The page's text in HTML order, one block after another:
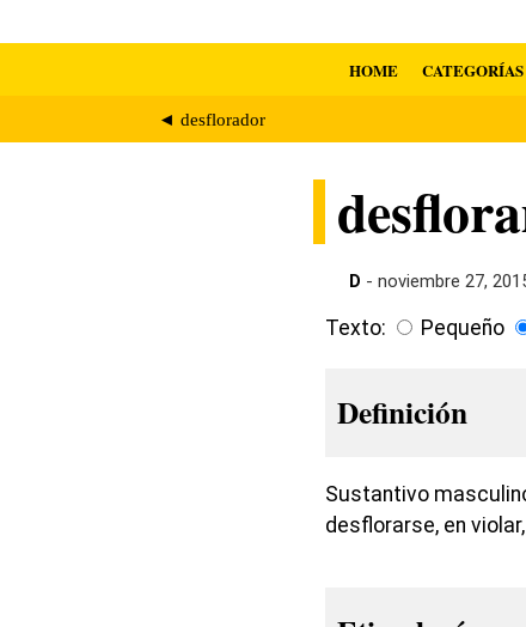
HOME CATEGORÍAS
◄ desflorador
D - noviembre 27,
Texto: Pequeño
Definición
Sustantivo
desflorarse, en violar,